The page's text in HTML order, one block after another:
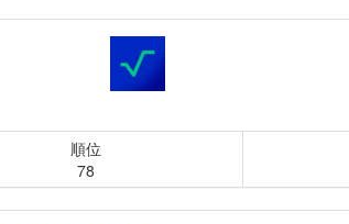
順位
78